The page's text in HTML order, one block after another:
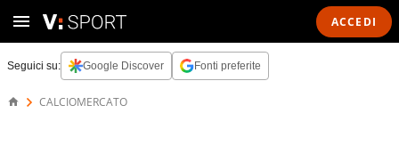
ACCEDI
Seguici su: Google Discover Fonti preferite
CALCIOMERCATO